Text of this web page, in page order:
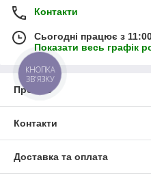
Контакти
Сьогодні працює з
Показати весь графік
Про нас
Контакти
Доставка та оплата
КНОПКА
ЗВ'ЯЗКУ